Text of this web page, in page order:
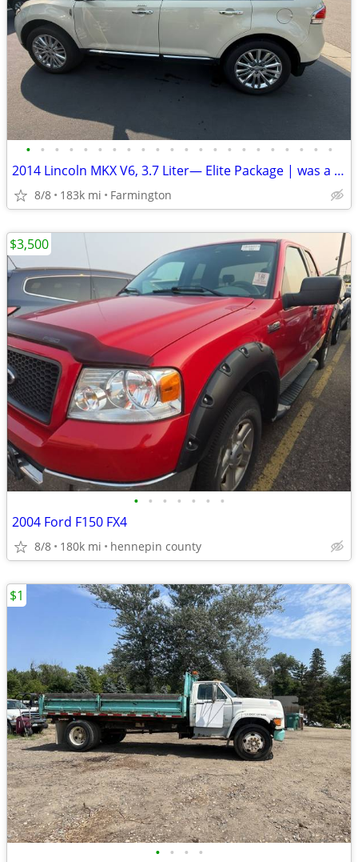
• • • • • • • • • • • • • • • • • • • • • •
2014 Lincoln MKX V6, 3.7 Liter— Elite Package | was a Utah vehicle - never s
8/8 183k mi Farmington
• • • • • • •
2004 Ford F150 FX4
8/8 180k mi hennepin county
$3,500
• • • •
$1